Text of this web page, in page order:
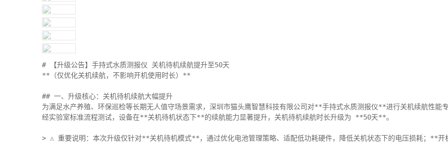
# 【升级公告】手持式水质测报仪 关机待机续航提升至50天
**（仅优化关机续航，不影响开机使用时长）**
## 一、升级核心：关机待机续航大幅提升
为满足水产养殖、环保巡检等长期无人值守场景需求，深圳市猫头鹰智慧科技有限公司对**手持式水质测报仪**进行关机续航性能专
经实验室标准流程测试，设备在**关机待机状态下**的续航能力显著提升，关机待机续航时长升级为 **50天**。
> ⚠️ 重要说明：本次升级仅针对**关机待机模式**，通过优化电池管理策略、适配低功耗硬件，降低关机状态下的电压损耗；**开